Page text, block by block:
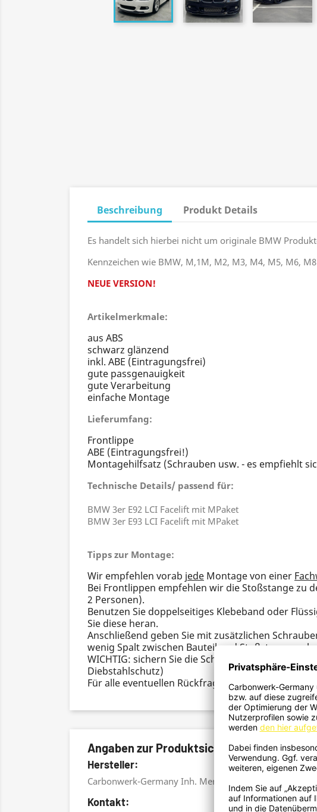
Beschreibung Produkt Details
Es handelt sich hierbei nicht um originale BMW
Kennzeichen wie BMW, M,1M, M2, M3, M4, M5, M6,
NEUE VERSION!
Artikelmerkmale:
aus ABS
schwarz glänzend
inkl. ABE (Eintragungsfrei)
gute passgenauigkeit
gute Verarbeitung
einfache Montage
Lieferumfang:
Frontlippe
ABE (Eintragungsfrei!)
Montagehilfsatz (Schrauben usw. - es empfiehlt
Technische Details/ passend für:
BMW 3er E92 LCI Facelift mit MPaket
BMW 3er E93 LCI Facelift mit MPaket
Tipps zur Montage:
Wir empfehlen vorab jede Montage von einer
Bei Frontlippen empfehlen wir die Stoßstange zu
2 Personen).
Benutzen Sie doppelseitiges Klebeband oder
Sie diese heran.
Anschließend geben Sie mit zusätzlichen
wenig Spalt zwischen Bauteil und Stoßstange zu
WICHTIG: sichern Sie die Schrauben von der
Diebstahlschutz)
Für alle eventuellen Rückfragen steht euch unser
Angaben zur
Hersteller:
Carbonwerk-Germany Inh. Mert Kamaz, Buschweg 13,
Kontakt: